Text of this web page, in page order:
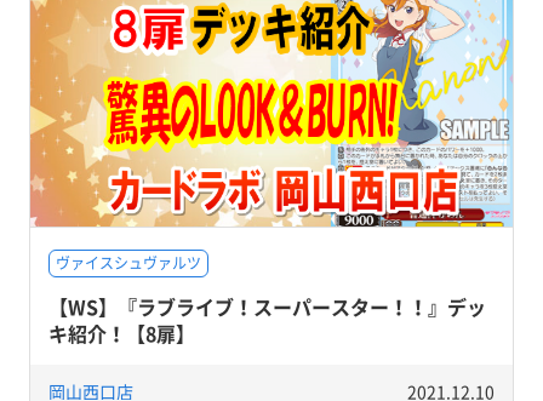
ヴァイスシュヴァルツ
【WS】『ラブライブ！スーパースター！！』デッ
キ紹介！【8扉】
岡山西口店 2021.12.10